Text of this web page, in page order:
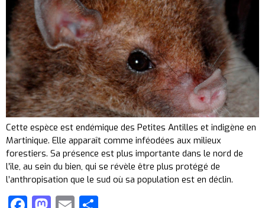
Cette espèce est endémique des Petites Antilles et indigène en
Martinique. Elle apparaît comme inféodées aux milieux
forestiers. Sa présence est plus importante dans le nord de
l’île, au sein du bien, qui se révèle être plus protégé de
l’anthropisation que le sud où sa population est en déclin.